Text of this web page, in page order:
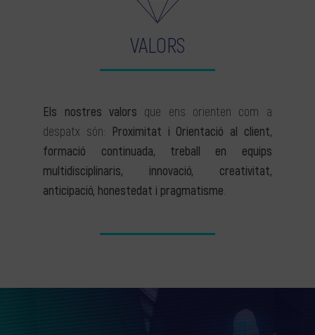
VALORS
Els nostres valors que ens orienten com a
despatx són: Proximitat i Orientació al client,
formació continuada, treball en equips
multidisciplinaris, innovació, creativitat,
anticipació, honestedat i pragmatisme.